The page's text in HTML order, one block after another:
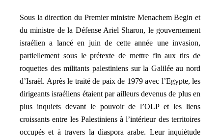
Sous la direction du Premier ministre Menachem Begin et
du ministre de la Défense Ariel Sharon, le gouvernement
israélien a lancé en juin de cette année une invasion,
partiellement sous le prétexte de mettre fin aux tirs de
roquettes des militants palestiniens sur la Galilée au nord
d’Israël. Après le traité de paix de 1979 avec l’Egypte, les
dirigeants israéliens étaient par ailleurs devenus de plus en
plus inquiets devant le pouvoir de l’OLP et les liens
croissants entre les Palestiniens à l’intérieur des territoires
occupés et à travers la diaspora arabe. Leur inquiétude